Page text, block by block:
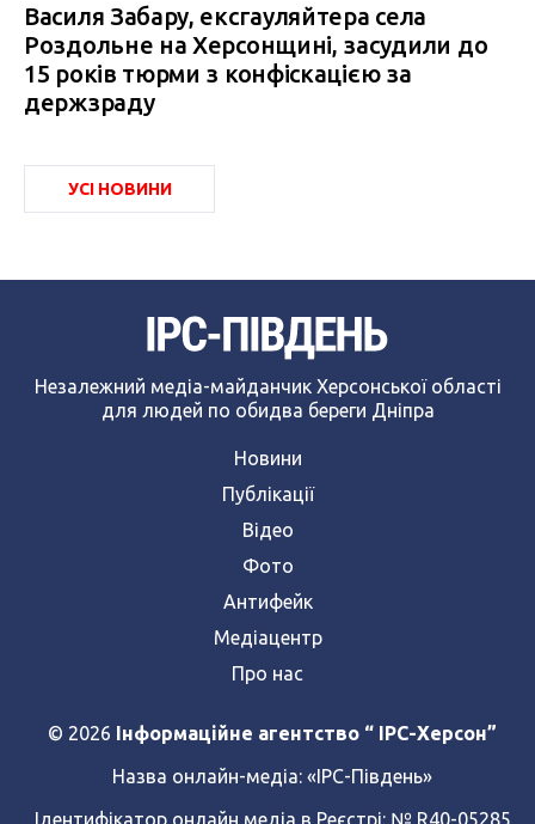
Василя Забару, ексгауляйтера села
Роздольне на Херсонщині, засудили до
15 років тюрми з конфіскацією за
держзраду
УСІ НОВИНИ
Незалежний медіа-майданчик Херсонської області
для людей по обидва береги Дніпра
Новини
Публікації
Відео
Фото
Антифейк
Медіацентр
Про нас
© 2026 Інформаційне агентство “ IPC-Херсон”
Назва онлайн-медіа: «ІРС-Південь»
Ідентифікатор онлайн медіа в Реєстрі: № R40-05285